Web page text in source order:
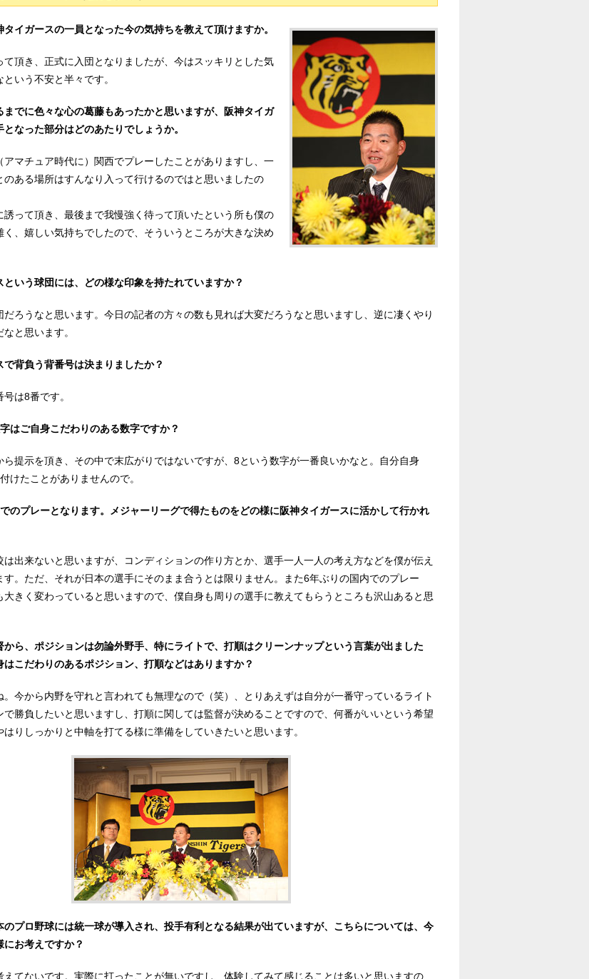
イガースの一員となった今の気持ちを教えて頂けますか。
て頂き、正式に入団となりましたが、今はスッキリとした気
いう不安と半々です。
でに色々な心の葛藤もあったかと思いますが、阪神タイガ
なった部分はどのあたりでしょうか。
アマチュア時代に）関西でプレーしたことがありますし、一
のある場所はすんなり入って行けるのではと思いましたの
誘って頂き、最後まで我慢強く待って頂いたという所も僕の
く、嬉しい気持ちでしたので、そういうところが大きな決め
いう球団には、どの様な印象を持たれていますか？
だろうなと思います。今日の記者の方々の数も見れば大変だろうなと思いますし、逆に凄くやり
と思います。
背負う背番号は決まりましたか？
は8番です。
はご自身こだわりのある数字ですか？
ら提示を頂き、その中で末広がりではないですが、8という数字が一番良いかなと。自分自身
けたことがありませんので。
のプレーとなります。メジャーリーグで得たものをどの様に阪神タイガースに活かして行かれ
は出来ないと思いますが、コンディションの作り方とか、選手一人一人の考え方などを僕が伝え
す。ただ、それが日本の選手にそのまま合うとは限りません。また6年ぶりの国内でのプレー
大きく変わっていると思いますので、僕自身も周りの選手に教えてもらうところも沢山あると思
ら、ポジションは勿論外野手、特にライトで、打順はクリーンナップという言葉が出ました
はこだわりのあるポジション、打順などはありますか？
。今から内野を守れと言われても無理なので（笑）、とりあえずは自分が一番守っているライト
で勝負したいと思いますし、打順に関しては監督が決めることですので、何番がいいという希望
はりしっかりと中軸を打てる様に準備をしていきたいと思います。
プロ野球には統一球が導入され、投手有利となる結果が出ていますが、こちらについては、今
お考えですか？
えてないです。実際に打ったことが無いですし、体験してみて感じることは多いと思いますの